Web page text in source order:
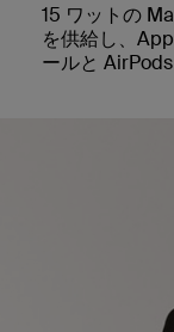
15 ワットの
を供給し、
ールと